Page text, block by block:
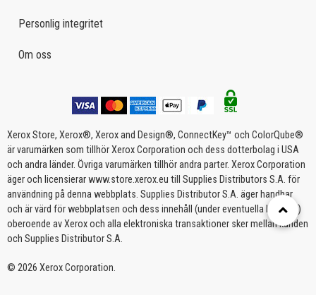
Personlig integritet
Om oss
Xerox Store, Xerox®, Xerox and Design®, ConnectKey™ och ColorQube®
är varumärken som tillhör Xerox Corporation och dess dotterbolag i USA
och andra länder. Övriga varumärken tillhör andra parter. Xerox Corporation
äger och licensierar www.store.xerox.eu till Supplies Distributors S.A. för
användning på denna webbplats. Supplies Distributor S.A. äger handhar
och är värd för webbplatsen och dess innehåll (under eventuella licenser)
oberoende av Xerox och alla elektroniska transaktioner sker mellan kunden
och Supplies Distributor S.A.
© 2026 Xerox Corporation.